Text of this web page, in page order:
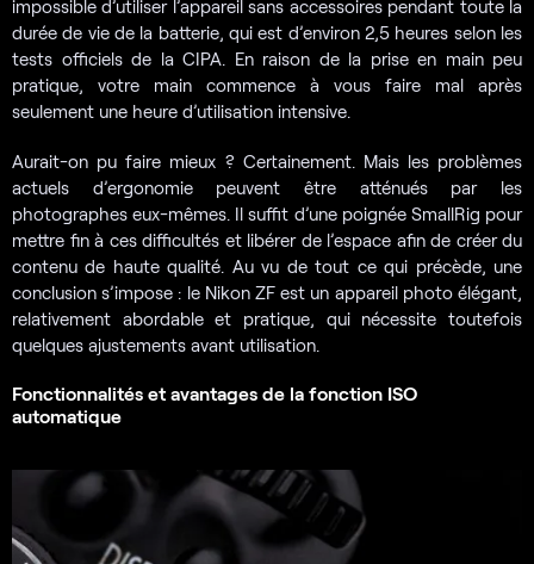
impossible d’utiliser l’appareil sans accessoires pendant toute la
durée de vie de la batterie, qui est d’environ 2,5 heures selon les
tests officiels de la CIPA. En raison de la prise en main peu
pratique, votre main commence à vous faire mal après
seulement une heure d’utilisation intensive.
Aurait-on pu faire mieux ? Certainement. Mais les problèmes
actuels d’ergonomie peuvent être atténués par les
photographes eux-mêmes. Il suffit d’une poignée SmallRig pour
mettre fin à ces difficultés et libérer de l’espace afin de créer du
contenu de haute qualité. Au vu de tout ce qui précède, une
conclusion s’impose : le Nikon ZF est un appareil photo élégant,
relativement abordable et pratique, qui nécessite toutefois
quelques ajustements avant utilisation.
Fonctionnalités et avantages de la fonction ISO
automatique